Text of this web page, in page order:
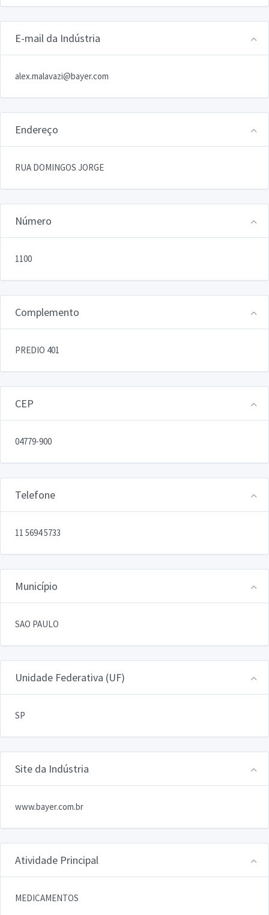
E-mail da Indústria
alex.malavazi@bayer.com
Endereço
RUA DOMINGOS JORGE
Número
1100
Complemento
PREDIO 401
CEP
04779-900
Telefone
11 5694 5733
Município
SAO PAULO
Unidade Federativa (UF)
SP
Site da Indústria
www.bayer.com.br
Atividade Principal
MEDICAMENTOS